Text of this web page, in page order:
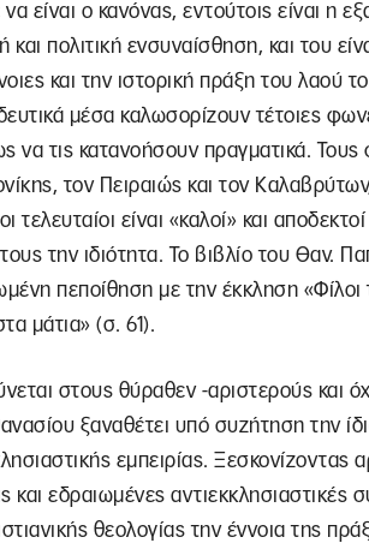
είναι ο κανόνας, εντούτοις είναι η
και πολιτική ενσυναίσθηση, και του
και την ιστορική πράξη του λαού
μέσα καλωσορίζουν τέτοιες
να τις κατανοήσουν πραγματικά. Τους
τον Πειραιώς και τον
είναι «καλοί» και αποδεκτοί
την ιδιότητα. Το βιβλίο του Θαν.
πεποίθηση με την έκκληση «Φίλοι
μάτια» (σ. 61).
στους θύραθεν -αριστερούς και
ξαναθέτει υπό συζήτηση την
εμπειρίας. Ξεσκονίζοντας
εδραιωμένες αντιεκκλησιαστικές
θεολογίας την έννοια της